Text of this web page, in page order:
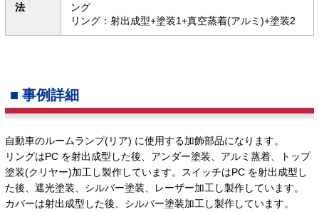
法
ング
リング：射出成型+塗装1+真空蒸着(アルミ)+塗装2
事例詳細
自動車のルームランプ(リア) に使用する加飾部品になります。
リングはPC を射出成型した後、アンダー塗装、アルミ蒸着、トップ
塗装(クリヤー)加工し製作しています。スイッチはPC を射出成型し
た後、遮光塗装、シルバー塗装、レーザー加工し製作しています。
カバーは射出成型した後、シルバー塗装加工し製作しています。